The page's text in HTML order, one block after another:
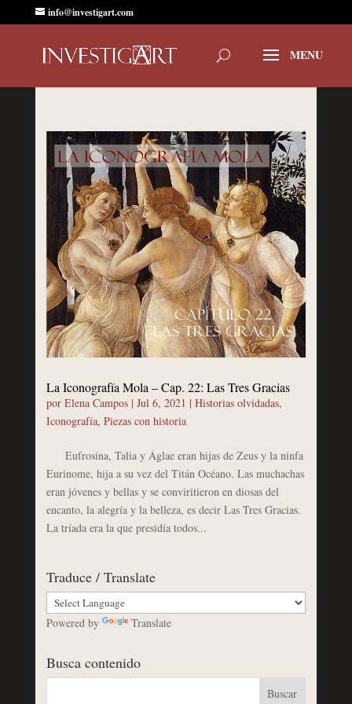
info@investigart.com
La Iconografía Mola – Cap. 22: Las Tres Gracias
por Elena Campos| Jul 6, 2021 | Historias olvidadas,
Iconografía, Piezas con historia
Eufrosina, Talia y Áglae eran hijas de Zeus y la ninfa
Eurinome, hija a su vez del Titán Océano. Las muchachas
eran jóvenes y bellas y se conviritieron en diosas del
encanto, la alegría y la belleza, es decir Las Tres Gracias.
La tríada era la que presidía todos...
Traduce / Translate
Powered by Translate
Busca contenido